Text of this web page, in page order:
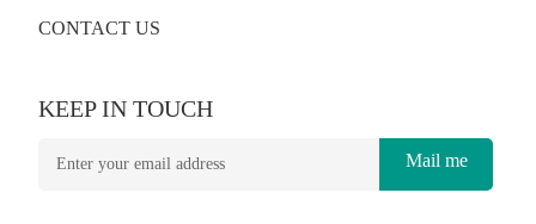
CONTACT US
KEEP IN TOUCH
Mail me